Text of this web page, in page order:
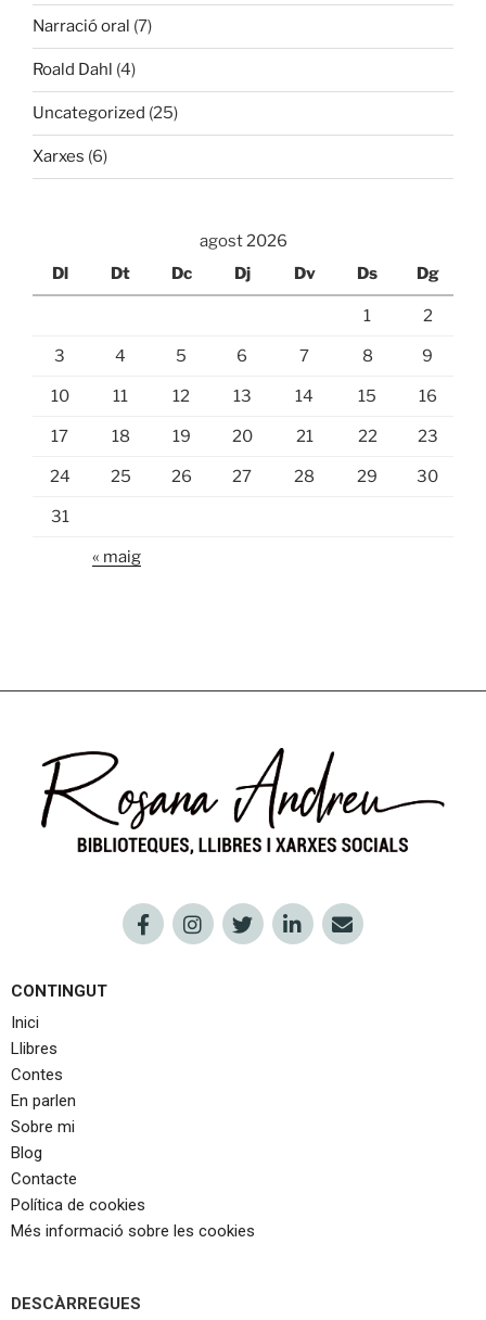
Narració oral (7)
Roald Dahl (4)
Uncategorized (25)
Xarxes (6)
agost 2026
Dl
Dt Dc Dj Dv Ds Dg
1 2
3 4 5 6 7 8 9
10 11 12 13 14 15 16
17 18 19 20 21 22 23
24 25 26 27 28 29 30
31
« maig
CONTINGUT
Inici
Llibres
Contes
En parlen
Sobre mi
Blog
Contacte
Política de cookies
Més informació sobre les cookies
DESCÀRREGUES